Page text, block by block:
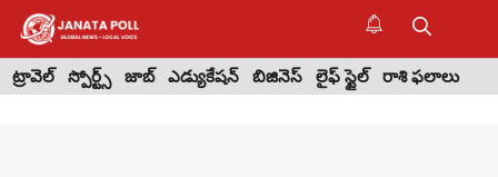
Skip
content
ట్రావెల్ స్పోర్ట్స్ జాబ్ ఎడ్యుకేషన్ బిజినెస్ లైఫ్ స్టైల్ రాశి ఫలాలు